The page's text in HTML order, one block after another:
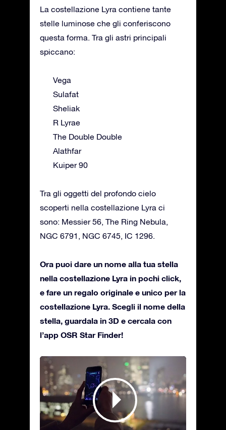
La costellazione Lyra contiene tante
stelle luminose che gli conferiscono
questa forma. Tra gli astri principali
spiccano:
Vega
Sulafat
Sheliak
R Lyrae
The Double Double
Alathfar
Kuiper 90
Tra gli oggetti del profondo cielo
scoperti nella costellazione Lyra ci
sono: Messier 56, The Ring Nebula,
NGC 6791, NGC 6745, IC 1296.
Ora puoi dare un nome alla tua stella
nella costellazione Lyra in pochi click,
e fare un regalo originale e unico per la
costellazione Lyra. Scegli il nome della
stella, guardala in 3D e cercala con
l’app OSR Star Finder!